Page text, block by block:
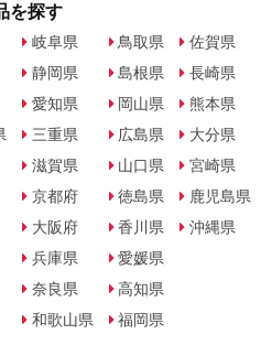
を探す
岐阜県
静岡県
愛知県
三重県
滋賀県
京都府
大阪府
兵庫県
奈良県
和歌山県
鳥取県
島根県
岡山県
広島県
山口県
徳島県
香川県
愛媛県
高知県
福岡県
佐賀県
長崎県
熊本県
大分県
宮崎県
鹿児島県
沖縄県